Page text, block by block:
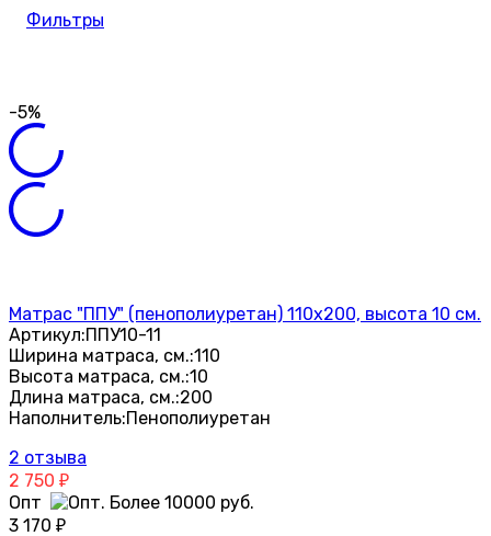
Фильтры
-5%
Матрас "ППУ" (пенополиуретан) 110х200, высота 10 см.
Артикул:ППУ10-11
Ширина матраса, см.:110
Высота матраса, см.:10
Длина матраса, см.:200
Наполнитель:Пенополиуретан
2 отзыва
2 750 ₽
Опт
3 170 ₽